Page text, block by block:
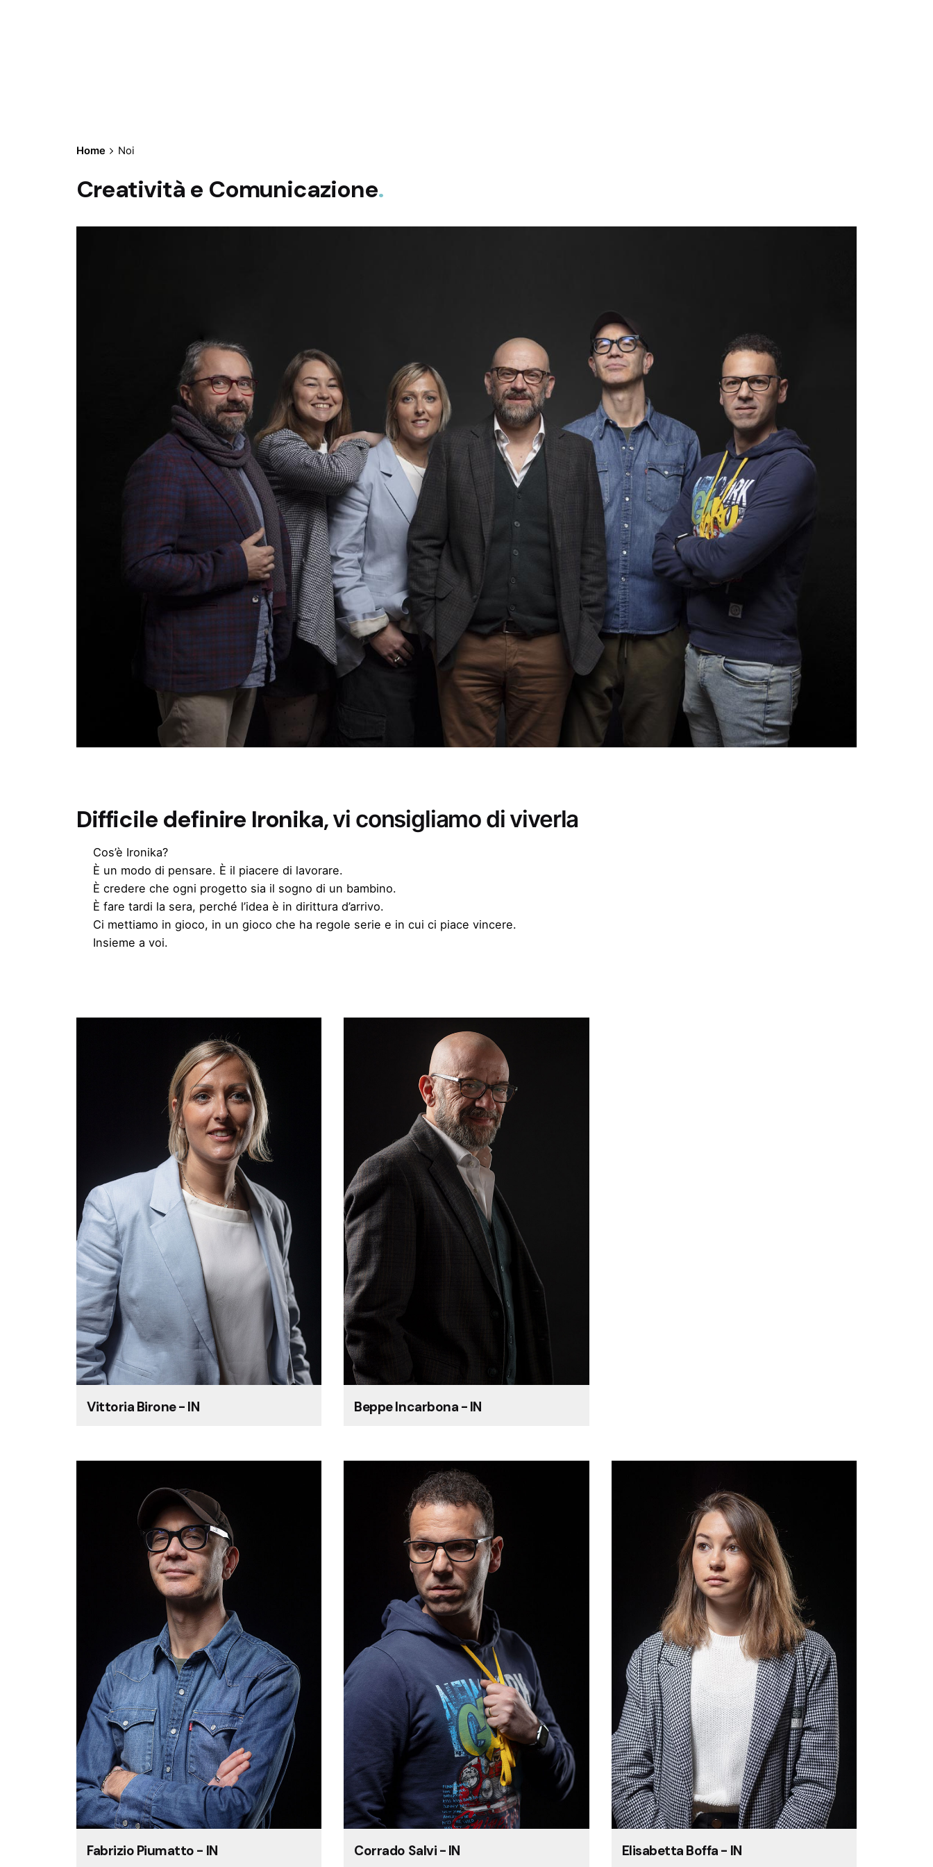
Home Noi
Creatività e Comunicazione.
Difficile definire Ironika,vi consigliamo di viverla
Cos’è Ironika?
È un modo di pensare. È il piacere di lavorare.
È credere che ogni progetto sia il sogno di un bambino.
È fare tardi la sera, perché l’idea è in dirittura d’arrivo.
Ci mettiamo in gioco, in un gioco che ha regole serie e in cui ci piace vincere.
Insieme a voi.
Vittoria Birone - IN Beppe Incarbona - IN
Fabrizio Piumatto - IN Corrado Salvi - IN Elisabetta Boffa - IN